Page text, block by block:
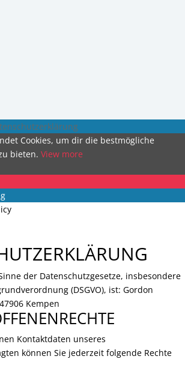
Cookies, um dir die bestmögliche
bieten. View more
der Datenschutzgesetze, insbesondere
(DSGVO), ist: Gordon
Kempen
Kontaktdaten unseres
können Sie jederzeit folgende Rechte